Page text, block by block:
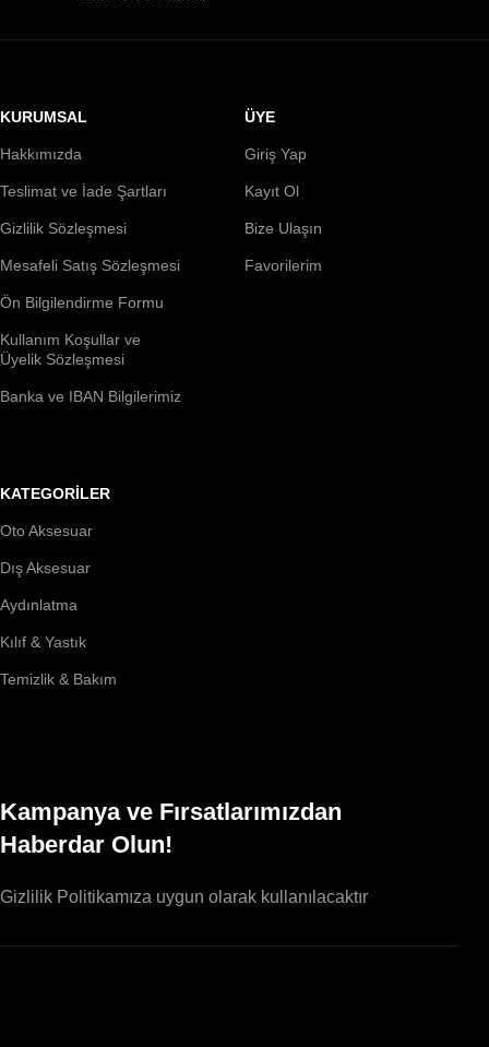
KURUMSAL
Hakkımızda
Teslimat ve İade Şartları
Gizlilik Sözleşmesi
Mesafeli Satış Sözleşmesi
Ön Bilgilendirme Formu
Kullanım Koşullar ve
Üyelik Sözleşmesi
Banka ve IBAN Bilgilerimiz
ÜYE
Giriş Yap
Kayıt Ol
Bize Ulaşın
Favorilerim
KATEGORİLER
Oto Aksesuar
Dış Aksesuar
Aydınlatma
Kılıf & Yastık
Temizlik & Bakım
Kampanya ve Fırsatlarımızdan
Haberdar Olun!
Gizlilik Politikamıza uygun olarak kullanılacaktır